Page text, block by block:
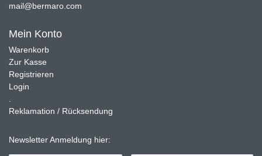
mail@bermaro.com
Mein Konto
Warenkorb
Zur Kasse
Registrieren
Login
Reklamation / Rücksendung
Newsletter Anmeldung hier: